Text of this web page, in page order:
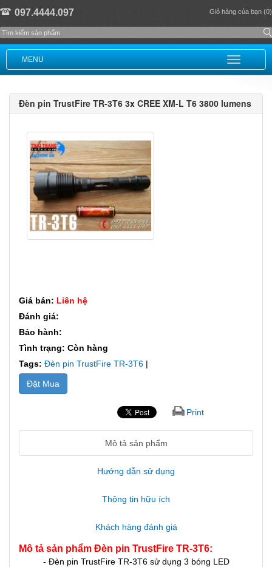
097.4444.097 Giỏ hàng của bạn (0)
MENU
Đèn pin TrustFire TR-3T6 3x CREE XM-L T6 3800 lumens
Giá bán: Liên hệ
Đánh giá:
Bảo hành:
Tình trạng: Còn hàng
Tags: Đèn pin TrustFire TR-3T6 |
Đặt Mua
Print
Mô tả sản phẩm
Hướng dẫn sử dụng
Thông tin hữu ích
Khách hàng đánh giá
Mô tả sản phẩm Đèn pin TrustFire TR-3T6:
- Đèn pin TrustFire TR-3T6 sử dụng 3 bóng LED